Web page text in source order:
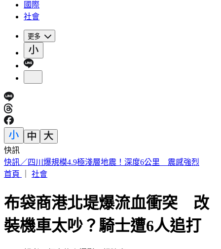
國際
社會
更多
快訊
白海豚眼牆對流爆發！結構重整恐增強 估創「最東颱風」紀
錄
布袋商港北堤爆流血衝突 改
裝機車太吵？騎士遭6人追打